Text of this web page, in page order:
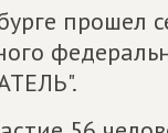
прошел